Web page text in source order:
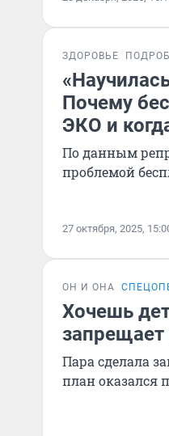
ЗДОРОВЬЕ
Почему
ЭКО и
По данным
проблемой
27 октября, 2025,
ОН И ОНА
Хочешь
Пара сделала
план оказался